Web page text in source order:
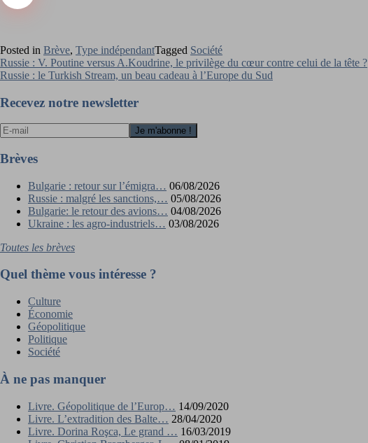
Posted in Brève, Type indépendantTagged Société
Navigation
de
l’article
Russie : V. Poutine versus A.Koudrine, le privilège du cœur contre celui de la tête ?
Russie : le Turkish Stream, un beau cadeau à l’Europe du Sud
Recevez notre newsletter
Brèves
Bulgarie : retour sur l’émigra… 06/08/2026
Russie : malgré les sanctions,… 05/08/2026
Bulgarie: le retour des avions… 04/08/2026
Ukraine : les agro-industriels… 03/08/2026
Toutes les brèves
Quel thème vous intéresse ?
Culture
Économie
Géopolitique
Politique
Société
À ne pas manquer
Livre. Géopolitique de l’Europ… 14/09/2020
Livre. L’extradition des Balte… 28/04/2020
Livre. Dorina Roşca, Le grand … 16/03/2019